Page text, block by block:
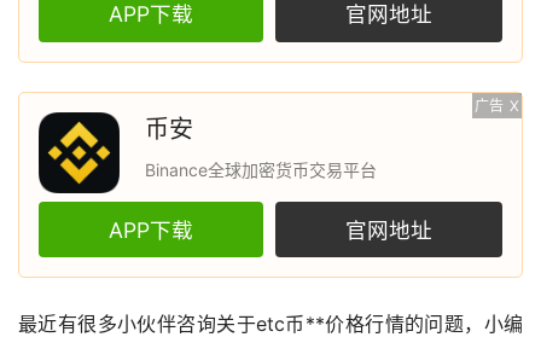
APP下载 官网地址
广告 X
币安
Binance全球加密货币交易平台
APP下载 官网地址
最近有很多小伙伴咨询关于etc币**价格行情的问题，小编